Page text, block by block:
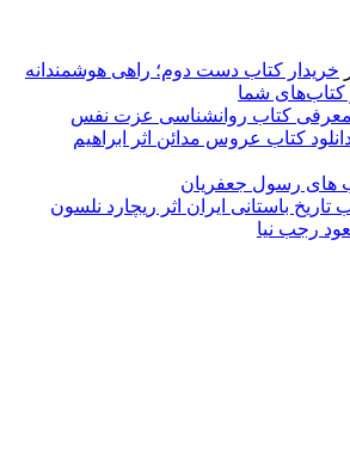
خریدار کتاب دست دوم؛ راهی هوشمندانه
کتاب‌های شما
معرفی کتاب روانشناسی عزت نفس
کتاب عروس مدائن اثر ابراهیم
های رسول جعفریان
تاریخ باستانی ایران اثر ریچارد نلسون
رجب نیا